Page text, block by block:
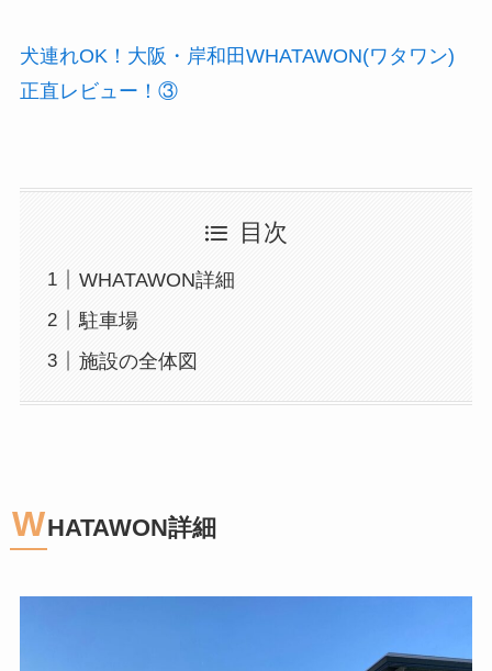
犬連れOK！大阪・岸和田WHATAWON(ワタワン)
正直レビュー！③
目次
WHATAWON詳細
駐車場
施設の全体図
WHATAWON詳細